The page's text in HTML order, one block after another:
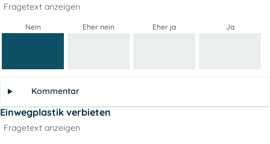
Fragetext anzeigen
Nein Eher nein Eher ja Ja
Kommentar
Einwegplastik verbieten
Fragetext anzeigen